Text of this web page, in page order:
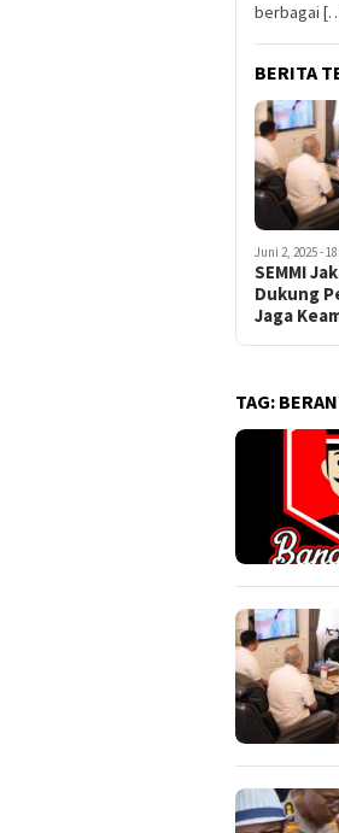
berbagai
BERITA
Juni 2, 2025 -
SEMMI
Dukung
Jaga
TAG: